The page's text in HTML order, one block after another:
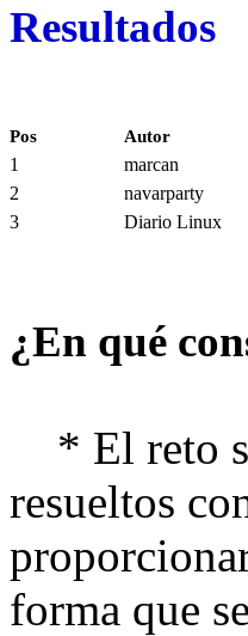
Resultados
Pos
Autor
1
marcan
2
navarparty
3
Diario Linux
¿En qué
* El reto
resueltos
forma que